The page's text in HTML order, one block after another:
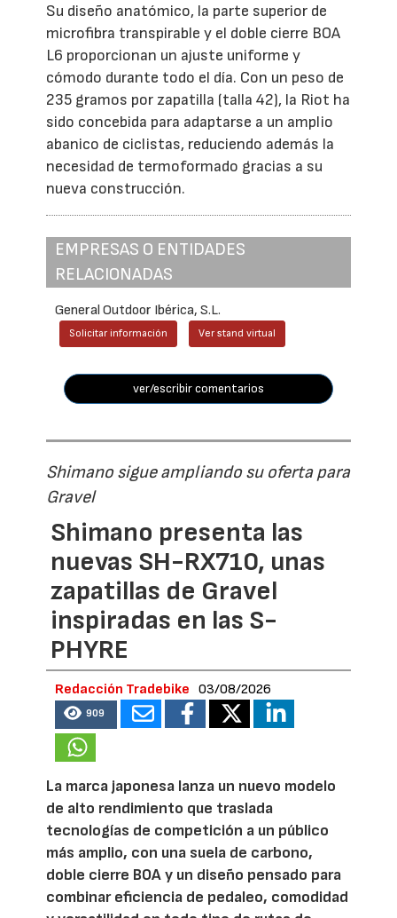
Su diseño anatómico, la parte superior de
microfibra transpirable y el doble cierre BOA
L6 proporcionan un ajuste uniforme y
cómodo durante todo el día. Con un peso de
235 gramos por zapatilla (talla 42), la Riot ha
sido concebida para adaptarse a un amplio
abanico de ciclistas, reduciendo además la
necesidad de termoformado gracias a su
nueva construcción.
EMPRESAS O ENTIDADES
RELACIONADAS
General Outdoor Ibérica, S.L.
Solicitar información Ver stand virtual
ver/escribir comentarios
Shimano sigue ampliando su oferta para
Gravel
Shimano presenta las
nuevas SH-RX710, unas
zapatillas de Gravel
inspiradas en las S-
PHYRE
Redacción Tradebike 03/08/2026
909
La marca japonesa lanza un nuevo modelo
de alto rendimiento que traslada
tecnologías de competición a un público
más amplio, con una suela de carbono,
doble cierre BOA y un diseño pensado para
combinar eficiencia de pedaleo, comodidad